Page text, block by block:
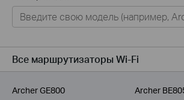
Для дома
Умный дом
Для операторов связи
Все маршрутизаторы Wi-Fi
Archer GE800
Archer